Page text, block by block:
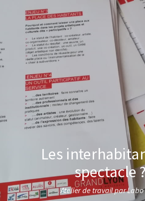
Les
spectacle ?
Atelier de travail par Labo